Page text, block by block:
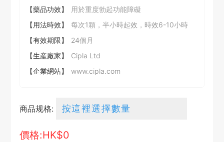
【藥品功效】
用於重度勃起功能障礙
【用法時效】
每次1顆，半小時起效，時效6-10小時
【有效期限】
24個月
【生産廠家】
Cipla Ltd
【企業網站】
www.cipla.com
商品规格:
價格:HK$0